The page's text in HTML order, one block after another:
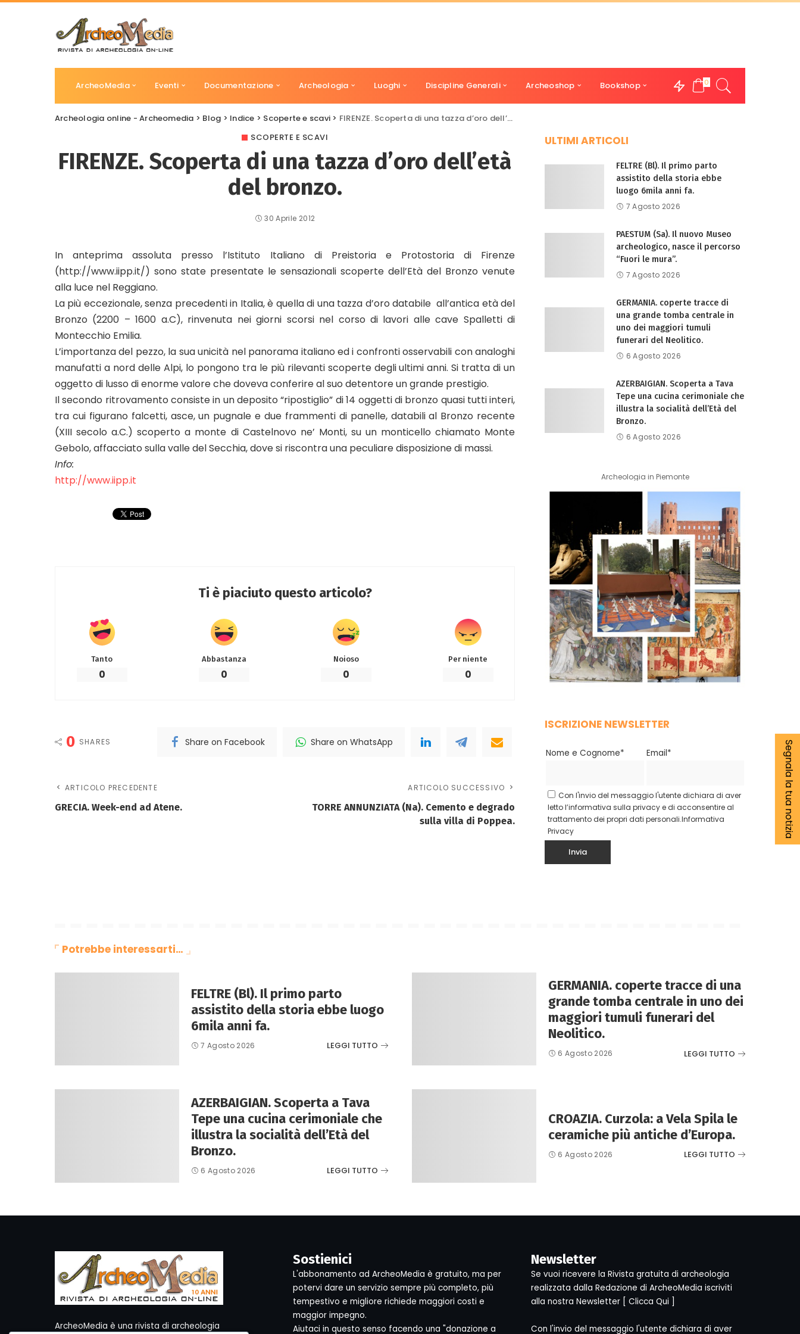
ArcheoMedia Eventi Documentazione Archeologia Luoghi Discipline Generali Archeoshop Bookshop 0
Archeologia online - Archeomedia > Blog > Indice > Scoperte e scavi > FIRENZE. Scoperta di una tazza d’oro dell’età del bronzo.
SCOPERTE E SCAVI
FIRENZE. Scoperta di una tazza d’oro dell’età
del bronzo.
30 Aprile 2012
In anteprima assoluta presso l’Istituto Italiano di Preistoria e Protostoria di Firenze
(http://www.iipp.it/) sono state presentate le sensazionali scoperte dell’Età del Bronzo venute
alla luce nel Reggiano.
La più eccezionale, senza precedenti in Italia, è quella di una tazza d’oro databile all’antica età del
Bronzo (2200 – 1600 a.C), rinvenuta nei giorni scorsi nel corso di lavori alle cave Spalletti di
Montecchio Emilia.
L’importanza del pezzo, la sua unicità nel panorama italiano ed i confronti osservabili con analoghi
manufatti a nord delle Alpi, lo pongono tra le più rilevanti scoperte degli ultimi anni. Si tratta di un
oggetto di lusso di enorme valore che doveva conferire al suo detentore un grande prestigio.
Il secondo ritrovamento consiste in un deposito “ripostiglio” di 14 oggetti di bronzo quasi tutti interi,
tra cui figurano falcetti, asce, un pugnale e due frammenti di panelle, databili al Bronzo recente
(XIII secolo a.C.) scoperto a monte di Castelnovo ne’ Monti, su un monticello chiamato Monte
Gebolo, affacciato sulla valle del Secchia, dove si riscontra una peculiare disposizione di massi.
Info:
http://www.iipp.it
Ti è piaciuto questo articolo?
Tanto
0
Abbastanza
0
Noioso
0
Per niente
0
0 SHARES Share on Facebook Share on WhatsApp
ARTICOLO PRECEDENTE
GRECIA. Week-end ad Atene.
ARTICOLO SUCCESSIVO
TORRE ANNUNZIATA (Na). Cemento e degrado
sulla villa di Poppea.
ULTIMI ARTICOLI
FELTRE (Bl). Il primo parto
assistito della storia ebbe
luogo 6mila anni fa.
7 Agosto 2026
PAESTUM (Sa). Il nuovo Museo
archeologico, nasce il percorso
“Fuori le mura”.
7 Agosto 2026
GERMANIA. coperte tracce di
una grande tomba centrale in
uno dei maggiori tumuli
funerari del Neolitico.
6 Agosto 2026
AZERBAIGIAN. Scoperta a Tava
Tepe una cucina cerimoniale che
illustra la socialità dell’Età del
Bronzo.
6 Agosto 2026
Archeologia in Piemonte
ISCRIZIONE NEWSLETTER
Nome e Cognome* Email*
Con l'invio del messaggio l'utente dichiara di aver
letto l’informativa sulla privacy e di acconsentire al
trattamento dei propri dati personali.Informativa
Privacy
Potrebbe interessarti…
FELTRE (Bl). Il primo parto
assistito della storia ebbe luogo
6mila anni fa.
7 Agosto 2026 LEGGI TUTTO
GERMANIA. coperte tracce di una
grande tomba centrale in uno dei
maggiori tumuli funerari del
Neolitico.
6 Agosto 2026 LEGGI TUTTO
AZERBAIGIAN. Scoperta a Tava
Tepe una cucina cerimoniale che
illustra la socialità dell’Età del
Bronzo.
6 Agosto 2026 LEGGI TUTTO
CROAZIA. Curzola: a Vela Spila le
ceramiche più antiche d’Europa.
6 Agosto 2026 LEGGI TUTTO
Segnala la tua notizia
ArcheoMedia è una rivista di archeologia
Sostienici
L'abbonamento ad ArcheoMedia è gratuito, ma per
potervi dare un servizio sempre più completo, più
tempestivo e migliore richiede maggiori costi e
maggior impegno.
Aiutaci in questo senso facendo una "donazione a
Newsletter
Se vuoi ricevere la Rivista gratuita di archeologia
realizzata dalla Redazione di ArcheoMedia iscriviti
alla nostra Newsletter [ Clicca Qui ]
Con l'invio del messaggio l'utente dichiara di aver